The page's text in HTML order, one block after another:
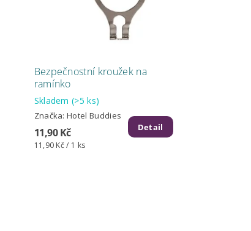
Bezpečnostní kroužek na
ramínko
Skladem(>5 ks)
Značka:Hotel Buddies
11,90 Kč
11,90 Kč / 1 ks
Detail